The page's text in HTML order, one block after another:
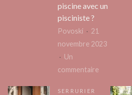
piscine avec un
pisciniste ?
Povoski
21
novembre 2023
Un
commentaire
SERRURIER